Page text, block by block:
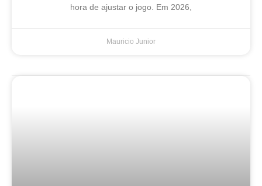
hora de ajustar o jogo. Em 2026,
Mauricio Junior